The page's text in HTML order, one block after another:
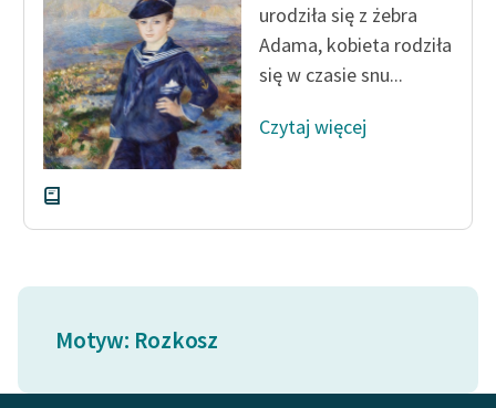
Zasady wykorzystania
Wolnych Lektur
Logotypy
Materiały promocyjne
Polityka prywatności
Dane fundacji i
urodziła się z żebra
Adama, kobieta rodziła
się w czasie snu...
Czytaj więcej
Motyw: Rozkosz